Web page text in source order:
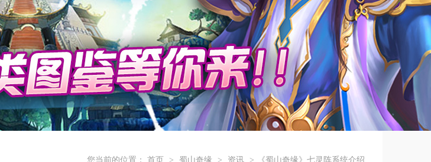
您当前的位置： 首页 > 蜀山奇缘 > 资讯 > 《蜀山奇缘》七灵阵系统介绍